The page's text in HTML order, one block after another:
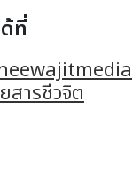
ที่
สารชีวจิต